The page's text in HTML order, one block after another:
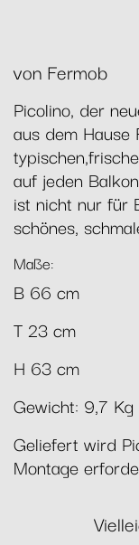
von Fermob
Picolino, der
aus dem Hause
auf jeden
ist nicht nur für
schönes,
Maße:
B 66 cm
T 23 cm
H 63 cm
Gewicht: 9,7 Kg
Geliefert wird
Montage